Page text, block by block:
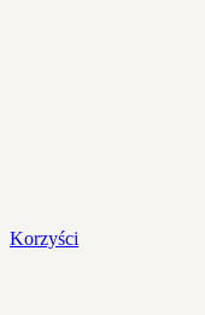
Korzyści